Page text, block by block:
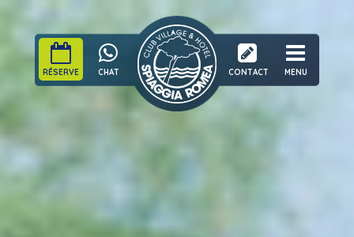
RÉSERVE CHAT CONTACT MENU